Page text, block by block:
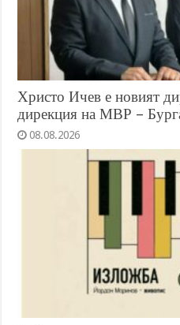
Христо Ичев е новият
дирекция на МВР –
08.08.2026